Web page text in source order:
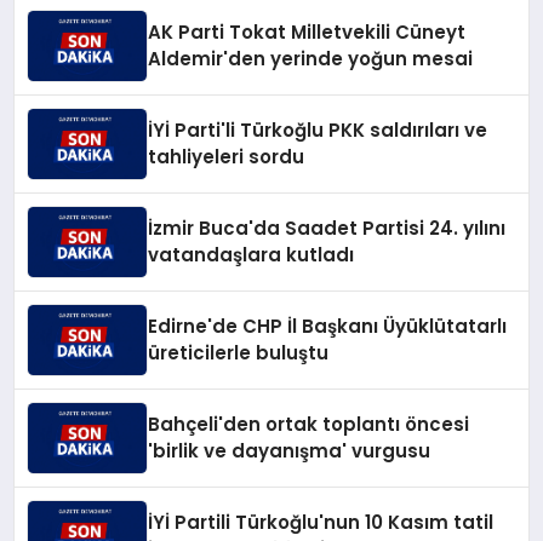
AK Parti Tokat Milletvekili Cüneyt
Aldemir'den yerinde yoğun mesai
İYİ Parti'li Türkoğlu PKK saldırıları ve
tahliyeleri sordu
İzmir Buca'da Saadet Partisi 24. yılını
vatandaşlara kutladı
Edirne'de CHP İl Başkanı Üyüklütatarlı
üreticilerle buluştu
Bahçeli'den ortak toplantı öncesi
'birlik ve dayanışma' vurgusu
İYİ Partili Türkoğlu'nun 10 Kasım tatil